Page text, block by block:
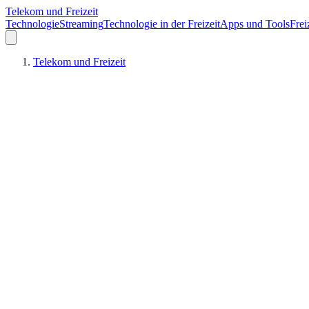
Telekom und Freizeit
TechnologieStreamingTechnologie in der FreizeitApps und Tools
Telekom und Freizeit